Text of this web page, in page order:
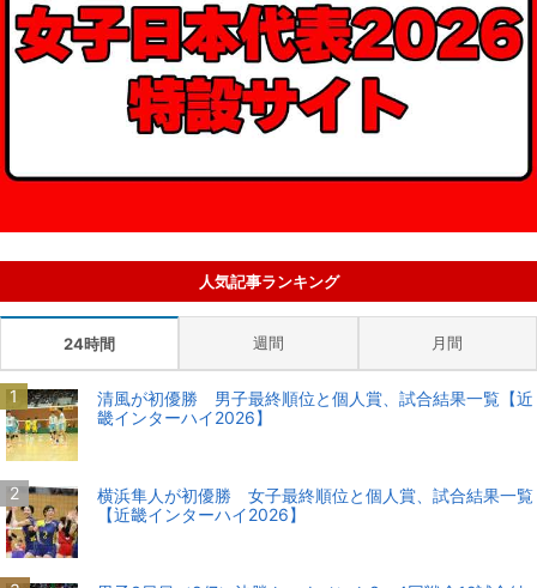
人気記事ランキング
24時間 週間 月間
清風が初優勝 男子最終順位と個人賞、試合結果一覧【近
畿インターハイ2026】
横浜隼人が初優勝 女子最終順位と個人賞、試合結果一覧
【近畿インターハイ2026】